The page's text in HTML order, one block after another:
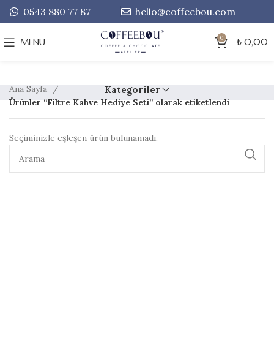
0543 880 77 87 hello@coffeebou.com
MENU 0 ₺ 0,00
Kategoriler
Ana Sayfa
Ürünler “Filtre Kahve Hediye Seti” olarak etiketlendi
Seçiminizle eşleşen ürün bulunamadı.